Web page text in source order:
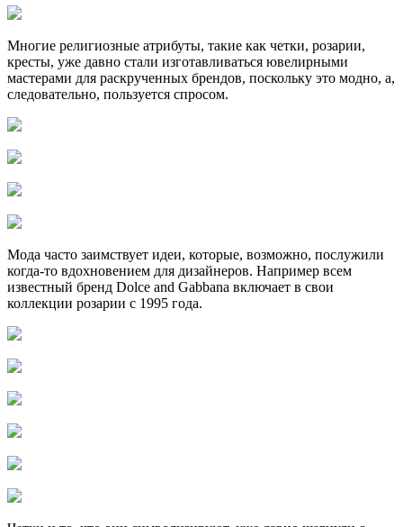
Многие религиозные атрибуты, такие как четки, розарии,
кресты, уже давно стали изготавливаться ювелирными
мастерами для раскрученных брендов, поскольку это модно, а,
следовательно, пользуется спросом.
Мода часто заимствует идеи, которые, возможно, послужили
когда-то вдохновением для дизайнеров. Например всем
известный бренд Dolce and Gabbana включает в свои
коллекции розарии с 1995 года.